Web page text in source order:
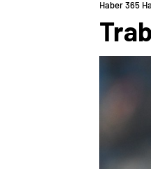
Haber 365